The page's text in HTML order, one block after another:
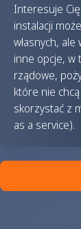
Interesuje
instalacji
własnych,
inne opcje, w
rządowe,
które nie
skorzystać z
as a service).